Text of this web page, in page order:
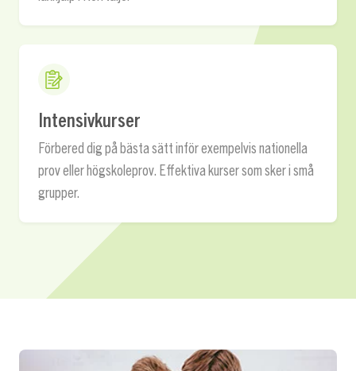
Intensivkurser
Förbered dig på bästa sätt inför exempelvis nationella
prov eller högskoleprov. Effektiva kurser som sker i små
grupper.